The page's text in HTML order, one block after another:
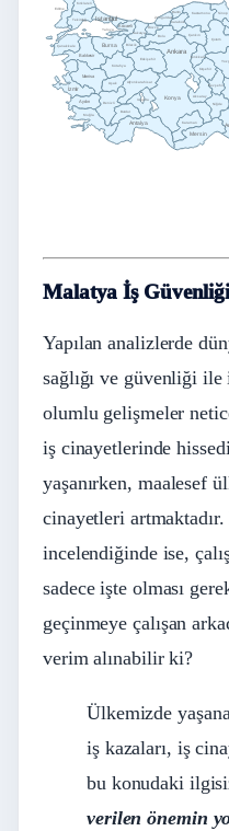
Afyonkarahisar
Aksaray
Ankara
Antalya
Aydın
Balıkesir
Bartın
Bilecik
Bolu
Burdur
Bursa
Denizli
Düzce
Edirne
Eskişehir
Isparta
Istanbul
İzmir
Karabük
Karaman
Kastamonu
Kocaeli
Konya
Kütahya
Kırklareli
Kırıkkale
Kırşehir
Manisa
Mersin
Muğla
Nevşehir
Niğde
Sakarya
Sinop
Tekirdağ
Uşak
Yalova
Zonguldak
Çanakkale
Çankırı
Çorum
Malatya İş Güvenliği
Yapılan analizlerde
sağlığı ve güvenliği
olumlu gelişmeler
iş cinayetlerinde
yaşanırken, maalesef
cinayetleri
incelendiğinde ise,
sadece işte olması
geçinmeye çalışan
verim alınabilir ki?
Ülkemizde
iş kazaları, iş
bu konudaki
verilen önemin